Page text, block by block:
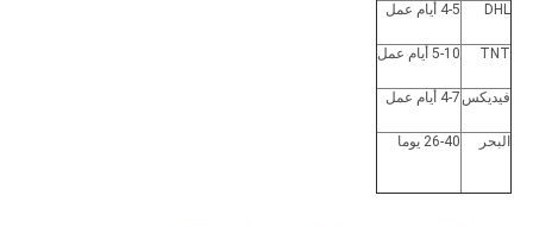
DHL 4-5 أيام عمل
TNT 5-10 أيام عمل
فيديكس 4-7 أيام عمل
البحر 26-40 يوما